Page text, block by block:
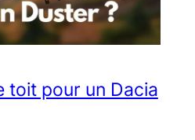
toit pour un Dacia